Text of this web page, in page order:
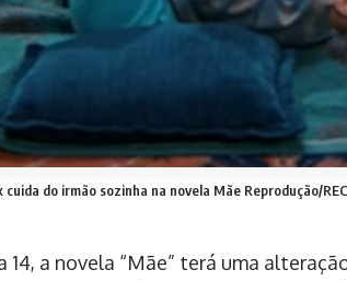
cuida do irmão sozinha na novela Mãe Reprodução/
a novela “Mãe” terá uma